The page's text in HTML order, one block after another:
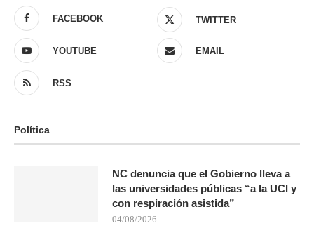
FACEBOOK TWITTER
YOUTUBE EMAIL
RSS
Política
NC denuncia que el Gobierno lleva a
las universidades públicas “a la UCI y
con respiración asistida”
04/08/2026